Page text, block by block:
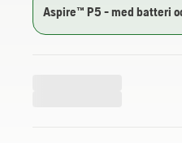
Aspire™ P5 - med batteri